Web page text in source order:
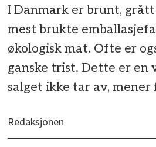
I Danmark er brunt, grått
mest brukte
økologisk mat. Ofte er
ganske trist. Dette er
salget ikke tar av, mener
Redaksjonen